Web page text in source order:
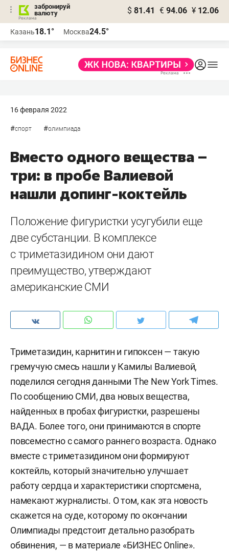
забронируй
валюту
$ 81.41 € 94.06 ¥ 12.06
Казань18.1° Москва24.5°
16 февраля 2022
#спорт #олимпиада
Вместо одного вещества –
три: в пробе Валиевой
нашли допинг-коктейль
Положение фигуристки усугубили еще
две субстанции. В комплексе
с триметазидином они дают
преимущество, утверждают
американские СМИ
Триметазидин, карнитин и гипоксен — такую
гремучую смесь нашли у Камилы Валиевой,
поделился сегодня данными The New York Times.
По сообщению СМИ, два новых вещества,
найденных в пробах фигуристки, разрешены
ВАДА. Более того, они принимаются в спорте
повсеместно с самого раннего возраста. Однако
вместе с триметазидином они формируют
коктейль, который значительно улучшает
работу сердца и характеристики спортсмена,
намекают журналисты. О том, как эта новость
скажется на суде, которому по окончании
Олимпиады предстоит детально разобрать
обвинения, — в материале «БИЗНЕС Online».